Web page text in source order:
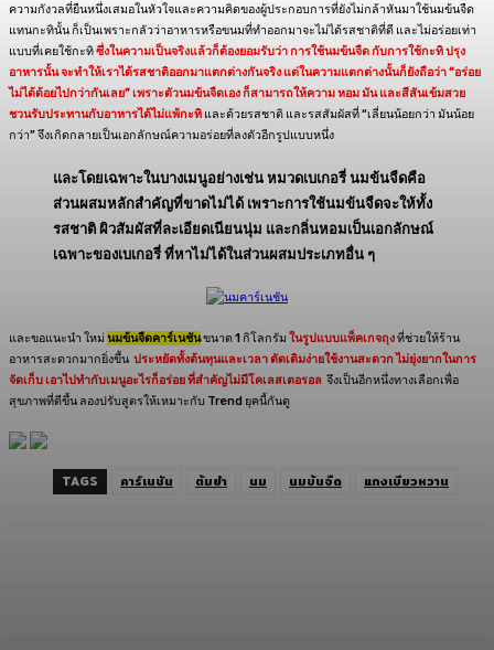
ความกังวลที่ยืนหนึ่งเสมอในหัวใจและความคิดของผู้ประกอบการที่ยังไม่กล้าหันมาใช้นมข้นจืด
แทนกะทินั้น ก็เป็นเพราะกลัวว่าอาหารหรือขนมที่ทำออกมาจะไม่ได้รสชาติที่ดี และไม่อร่อยเท่า
แบบที่เคยใช้กะทิซึ่งในความเป็นจริงแล้วก็ต้องยอมรับว่า การใช้นมข้นจืด กับการใช้กะทิ ปรุง
อาหารนั้น จะทำให้เราได้รสชาติออกมาแตกต่างกันจริง แต่ในความแตกต่างนั้นก็ยังถือว่า “อร่อย
ไม่ได้ด้อยไปกว่ากันเลย” เพราะตัวนมข้นจืดเอง ก็สามารถให้ความ หอม มัน และสีสันเข้มสวย
ชวนรับประทานกับอาหารได้ไม่แพ้กะทิ และด้วยรสชาติ และรสสัมผัสที่ “เลี่ยนน้อยกว่า มันน้อย
กว่า” จึงเกิดกลายเป็นเอกลักษณ์ความอร่อยที่ลงตัวอีกรูปแบบหนึ่ง
และโดยเฉพาะในบางเมนูอย่างเช่น หมวดเบเกอรี่ นมข้นจืดคือ
ส่วนผสมหลักสำคัญที่ขาดไม่ได้ เพราะการใช้นมข้นจืดจะให้ทั้ง
รสชาติ ผิวสัมผัสที่ละเอียดเนียนนุ่ม และกลิ่นหอมเป็นเอกลักษณ์
เฉพาะของเบเกอรี่ ที่หาไม่ได้ในส่วนผสมประเภทอื่น ๆ
และขอแนะนำ ใหม่ นมข้นจืดคาร์เนชันขนาด 1 กิโลกรัม ในรูปแบบแพ็คเกจถุงที่ช่วยให้ร้าน
อาหารสะดวกมากยิ่งขึ้น ประหยัดทั้งต้นทุนและเวลา ตัดเติมง่ายใช้งานสะดวก ไม่ยุ่งยากในการ
จัดเก็บ เอาไปทำกับเมนูอะไรก็อร่อย ที่สำคัญไม่มีโคเลสเตอรอล จึงเป็นอีกหนึ่งทางเลือกเพื่อ
สุขภาพที่ดีขึ้น ลองปรับสูตรให้เหมาะกับ Trend ยุคนี้กันดู
TAGS คาร์เนชัน ต้มยำ นม นมข้นจืด แกงเขียวหวาน